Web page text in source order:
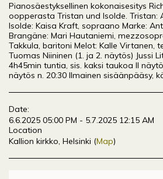
Pianosäestyksellinen kokonaisesitys
oopperasta Tristan und Isolde. Tristan:
Isolde: Kaisa Kraft, sopraano Marke:
Brangäne: Mari Hautaniemi,
Takkula, baritoni Melot: Kalle Virtanen,
Tuomas Niininen (1. ja 2. näytös) Jussi
4h45min tuntia, sis. kaksi taukoa II
näytös n. 20:30 Ilmainen sisäänpääsy,
Date:
6.6.2025 05:00 PM - 5.7.2025 12:15 AM
Location
Kallion kirkko, Helsinki (Map)